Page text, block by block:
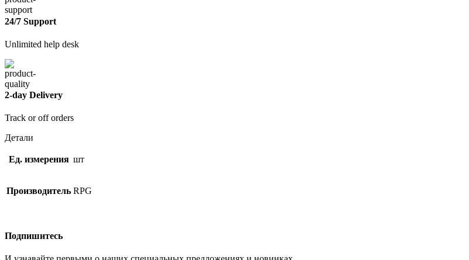
24/7 Support
Unlimited help desk
2-day Delivery
Track or off orders
Детали
Ед. измерения шт
Производитель RPG
Подпишитесь